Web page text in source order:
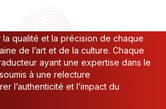
appliquons un processus
qualité et la précision de chaque
de l’art et de la culture. Chaque
ayant une expertise dans le
à une relecture
l’authenticité et l’impact du